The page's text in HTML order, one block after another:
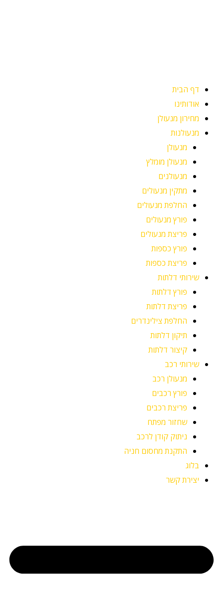
דף הבית
אודותינו
מחירון מנעולן
מנעולנות
מנעולן
מנעולן מומלץ
מנעולנים
מתקין מנעולים
החלפת מנעולים
פורץ מנעולים
פריצת מנעולים
פורץ כספות
פריצת כספות
שירותי דלתות
פורץ דלתות
פריצת דלתות
החלפת צילינדרים
תיקון דלתות
קיצור דלתות
שירותי רכב
מנעולן רכב
פורץ רכבים
פריצת רכבים
שחזור מפתח
ניתוק קודן לרכב
התקנת מחסום חניה
בלוג
יצירת קשר